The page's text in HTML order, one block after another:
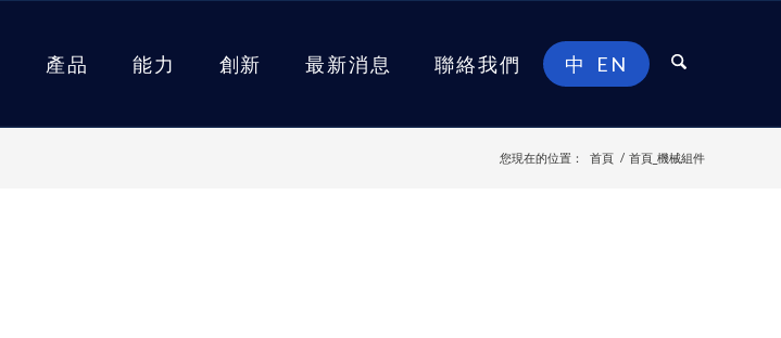
產品 能力 創新 最新消息 聯絡我們 中 EN
您現在的位置： 首頁 / 首頁_機械組件